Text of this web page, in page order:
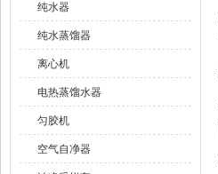
纯水器
纯水蒸馏器
离心机
电热蒸馏水器
匀胶机
空气自净器